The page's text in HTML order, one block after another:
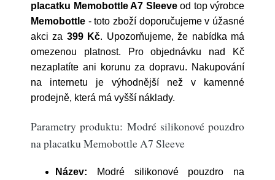
placatku Memobottle A7 Sleeveod top výrobce
Memobottle - toto zboží doporučujeme v úžasné
akci za 399 Kč. Upozorňujeme, že nabídka má
omezenou platnost. Pro objednávku nad Kč
nezaplatíte ani korunu za dopravu. Nakupování
na internetu je výhodnější než v kamenné
prodejně, která má vyšší náklady.
Parametry produktu: Modré silikonové pouzdro
na placatku Memobottle A7 Sleeve
Název: Modré silikonové pouzdro na